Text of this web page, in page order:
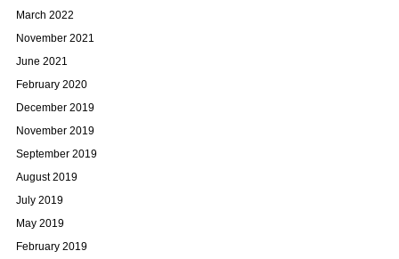
March 2022
November 2021
June 2021
February 2020
December 2019
November 2019
September 2019
August 2019
July 2019
May 2019
February 2019